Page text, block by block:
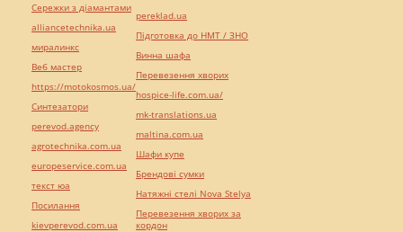
Сережки з діамантами
alliancetechnika.ua
миралинкс
Веб мастер
https://motokosmos.ua/
Синтезатори
perevod.agency
agrotechnika.com.ua
europeservice.com.ua
текст юа
Посилання
kievperevod.com.ua
pereklad.ua
Підготовка до НМТ / ЗНО
Винна шафа
Перевезення хворих
hospice-life.com.ua/
mk-translations.ua
maltina.com.ua
Шафи купе
Брендові сумки
Натяжні стелі Nova Stelya
Перевезення хворих за
кордон